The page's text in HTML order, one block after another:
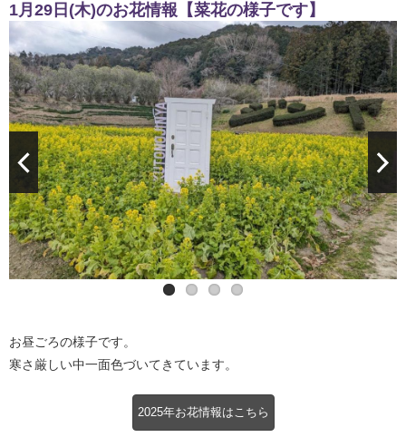
1月29日(木)のお花情報【菜花の様子です】
お昼ごろの様子です。
寒さ厳しい中一面色づいてきています。
2025年お花情報はこちら